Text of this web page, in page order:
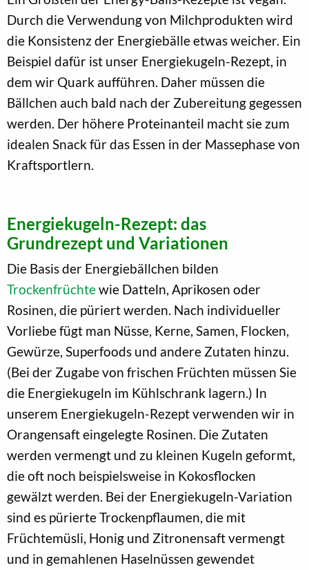
Durch die Verwendung von Milchprodukten wird
die Konsistenz der Energiebälle etwas weicher. Ein
Beispiel dafür ist unser Energiekugeln-Rezept, in
dem wir Quark aufführen. Daher müssen die
Bällchen auch bald nach der Zubereitung gegessen
werden. Der höhere Proteinanteil macht sie zum
idealen Snack für das Essen in der Massephase von
Kraftsportlern.
Energiekugeln-Rezept: das
Grundrezept und Variationen
Die Basis der Energiebällchen bilden
Trockenfrüchtewie Datteln, Aprikosen oder
Rosinen, die püriert werden. Nach individueller
Vorliebe fügt man Nüsse, Kerne, Samen, Flocken,
Gewürze, Superfoods und andere Zutaten hinzu.
(Bei der Zugabe von frischen Früchten müssen Sie
die Energiekugeln im Kühlschrank lagern.) In
unserem Energiekugeln-Rezept verwenden wir in
Orangensaft eingelegte Rosinen. Die Zutaten
werden vermengt und zu kleinen Kugeln geformt,
die oft noch beispielsweise in Kokosflocken
gewälzt werden. Bei der Energiekugeln-Variation
sind es pürierte Trockenpflaumen, die mit
Früchtemüsli, Honig und Zitronensaft vermengt
und in gemahlenen Haselnüssen gewendet